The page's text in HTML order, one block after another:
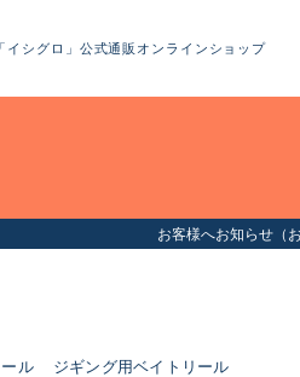
シグロ」公式通販オンラインショップ
お客様へお知らせ（
ル ジギング用ベイトリール